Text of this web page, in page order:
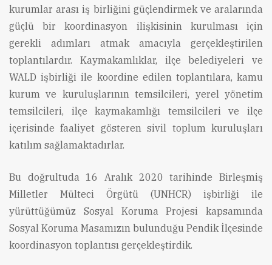
kurumlar arası iş birliğini güçlendirmek ve aralarında
güçlü bir koordinasyon ilişkisinin kurulması için
gerekli adımları atmak amacıyla gerçekleştirilen
toplantılardır. Kaymakamlıklar, ilçe belediyeleri ve
WALD işbirliği ile koordine edilen toplantılara, kamu
kurum ve kuruluşlarının temsilcileri, yerel yönetim
temsilcileri, ilçe kaymakamlığı temsilcileri ve ilçe
içerisinde faaliyet gösteren sivil toplum kuruluşları
katılım sağlamaktadırlar.
Bu doğrultuda 16 Aralık 2020 tarihinde Birleşmiş
Milletler Mülteci Örgütü (UNHCR) işbirliği ile
yürüttüğümüz Sosyal Koruma Projesi kapsamında
Sosyal Koruma Masamızın bulunduğu Pendik İlçesinde
koordinasyon toplantısı gerçekleştirdik.